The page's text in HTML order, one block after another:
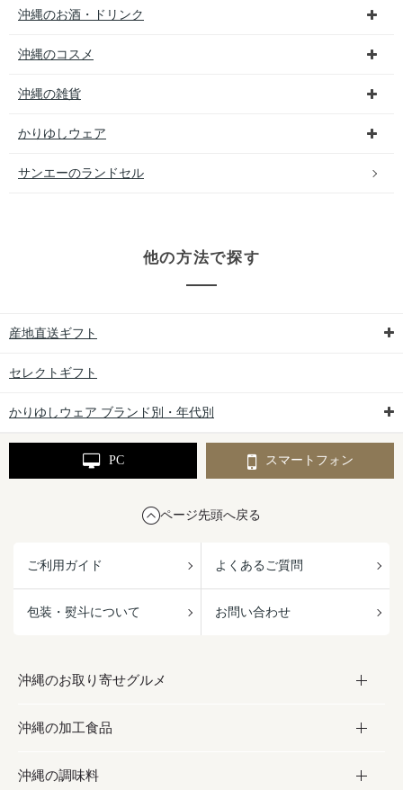
沖縄のお酒・ドリンク
沖縄のコスメ
沖縄の雑貨
かりゆしウェア
サンエーのランドセル
他の方法で探す
産地直送ギフト
セレクトギフト
かりゆしウェア ブランド別・年代別
PC スマートフォン
ページ先頭へ戻る
ご利用ガイド よくあるご質問
包装・熨斗について お問い合わせ
沖縄のお取り寄せグルメ
お取り寄せグルメ
フルーツ・野菜
沖縄の加工食品
加工食品
沖縄の調味料